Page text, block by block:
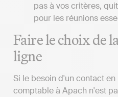
pas à vos critères,
pour les réunions
Faire le choix de
ligne
Si le besoin d'un contact
comptable à Apach n'est